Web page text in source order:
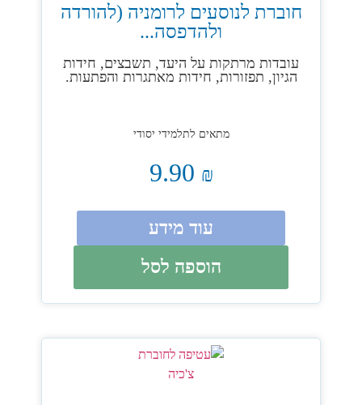
חוברת לנוסעים לרומניה (להורדה
ולהדפסה...
עובדות מרתקות על היעד, תשבצים, חידות
הגיון, תפזורות, חידות מאתגרות והפתעות.
מתאים לתלמידי יסודי
₪
עוד מידע
הוספה לסל